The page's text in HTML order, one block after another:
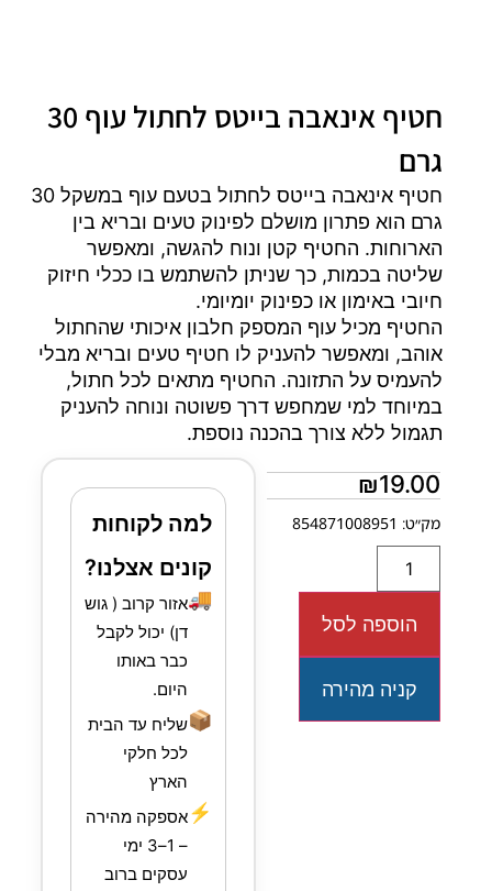
חטיף אינאבה בייטס לחתול עוף 30
גרם
חטיף אינאבה בייטס לחתול בטעם עוף במשקל 30
גרם הוא פתרון מושלם לפינוק טעים ובריא בין
הארוחות. החטיף קטן ונוח להגשה, ומאפשר
שליטה בכמות, כך שניתן להשתמש בו ככלי חיזוק
חיובי באימון או כפינוק יומיומי.
החטיף מכיל עוף המספק חלבון איכותי שהחתול
אוהב, ומאפשר להעניק לו חטיף טעים ובריא מבלי
להעמיס על התזונה. החטיף מתאים לכל חתול,
במיוחד למי שמחפש דרך פשוטה ונוחה להעניק
תגמול ללא צורך בהכנה נוספת.
₪19.00
מק״ט: 854871008951
הוספה לסל
קניה מהירה
למה לקוחות
קונים אצלנו?
🚚אזור קרוב ( גוש
דן) יכול לקבל
כבר באותו
היום.
📦שליח עד הבית
לכל חלקי
הארץ
⚡אספקה מהירה
– 1–3 ימי
עסקים ברוב